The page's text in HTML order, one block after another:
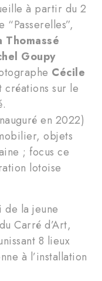
à partir du 2
Thomassé
Goupy
Cécile
sur le
en 2022)
objets
; focus ce
lotoise
la jeune
Carré d’Art,
8 lieux
à l’installation